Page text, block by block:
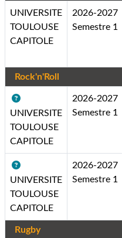
UNIVERSITE
TOULOUSE
CAPITOLE
2026-2027
Semestre 1
Rock'n'Roll
UNIVERSITE
TOULOUSE
CAPITOLE
2026-2027
Semestre 1
UNIVERSITE
TOULOUSE
CAPITOLE
2026-2027
Semestre 1
Rugby